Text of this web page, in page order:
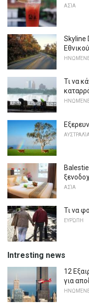
ΑΣΊΑ
Skyline
Τι να
ΑΣΊΑ
Τι να
ΕΥΡΏΠΗ
Intresting news
12
για